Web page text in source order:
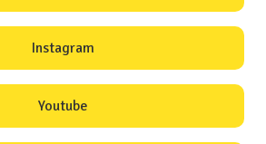
Instagram
Youtube